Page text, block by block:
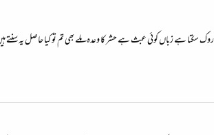
سکتا ہے زباں کوئی عبث ہے حشر کا وعدہ ملے بھی تم تو کیا حاصل یہ سنتے